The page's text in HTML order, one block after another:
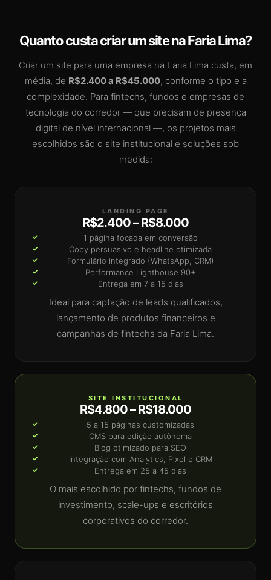
Quanto custa criar um site na Faria Lima?
Criar um site para uma empresa na Faria Lima custa, em
média, de R$2.400 a R$45.000, conforme o tipo e a
complexidade. Para fintechs, fundos e empresas de
tecnologia do corredor — que precisam de presença
digital de nível internacional —, os projetos mais
escolhidos são o site institucional e soluções sob
medida:
LANDING PAGE
R$2.400 – R$8.000
1 página focada em conversão
Copy persuasivo e headline otimizada
Formulário integrado (WhatsApp, CRM)
Performance Lighthouse 90+
Entrega em 7 a 15 dias
Ideal para captação de leads qualificados,
lançamento de produtos financeiros e
campanhas de fintechs da Faria Lima.
SITE INSTITUCIONAL
R$4.800 – R$18.000
5 a 15 páginas customizadas
CMS para edição autônoma
Blog otimizado para SEO
Integração com Analytics, Pixel e CRM
Entrega em 25 a 45 dias
O mais escolhido por fintechs, fundos de
investimento, scale-ups e escritórios
corporativos do corredor.